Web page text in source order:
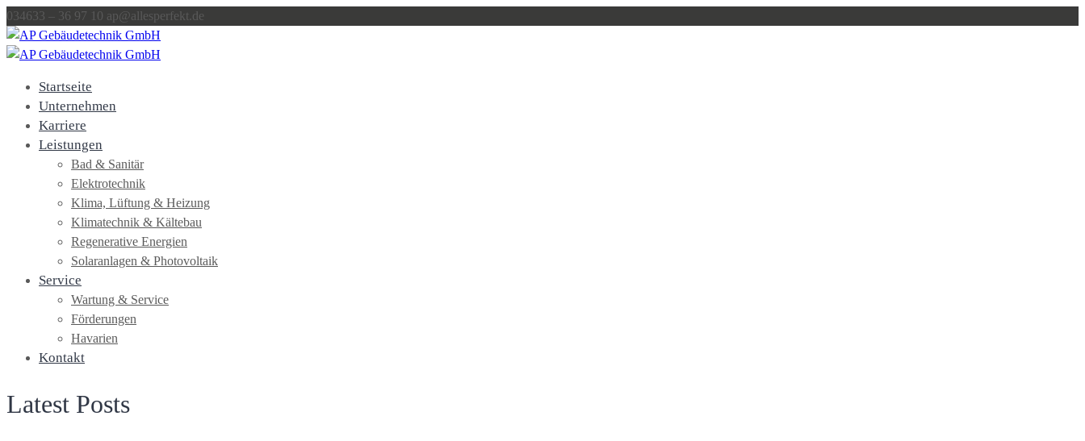
InhaltDirekt
zum
MenüDirekt
Footer
034633 – 36 97 10 ap@allesperfekt.de
Startseite
Unternehmen
Karriere
Leistungen
Bad & Sanitär
Elektrotechnik
Klima, Lüftung & Heizung
Klimatechnik & Kältebau
Regenerative Energien
Solaranlagen & Photovoltaik
Service
Wartung & Service
Förderungen
Havarien
Kontakt
Latest Posts